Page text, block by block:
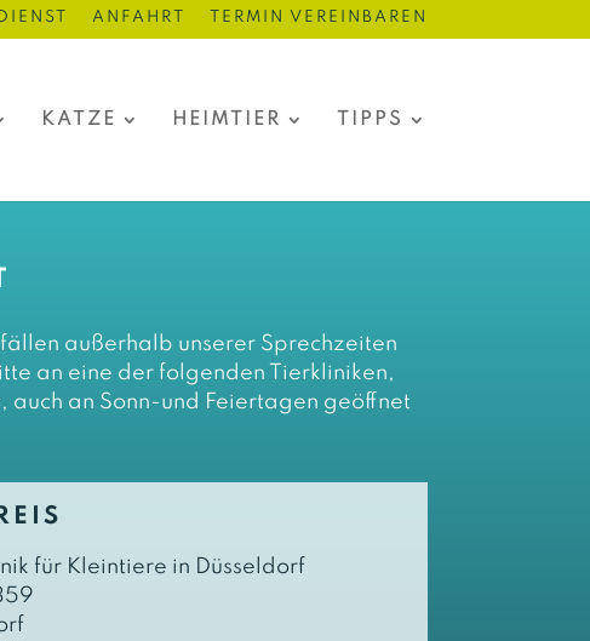
ANFAHRT TERMIN VEREINBAREN
KATZE HEIMTIER TIPPS
außerhalb unserer Sprechzeiten
an eine der folgenden Tierkliniken,
auch an Sonn-und Feiertagen geöffnet
für Kleintiere in Düsseldorf